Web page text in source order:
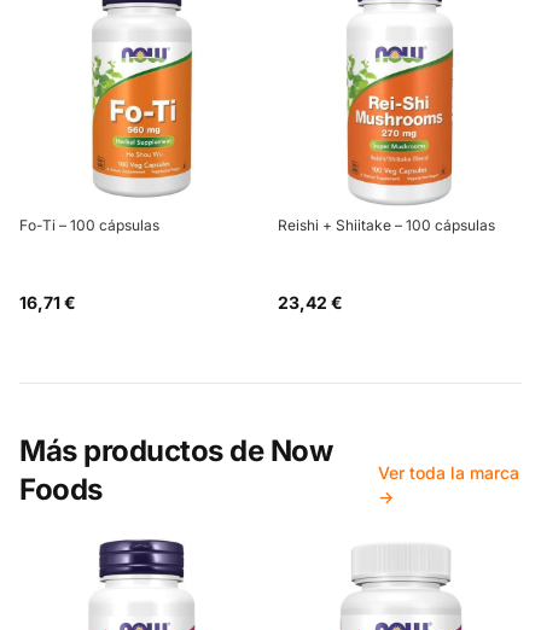
Fo-Ti – 100 cápsulas
16,71 €
Reishi + Shiitake – 100 cápsulas
23,42 €
Más productos de Now
Foods
Ver toda la marca
→